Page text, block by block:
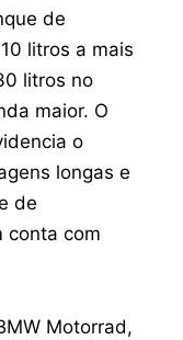
de
litros a mais
litros no
maior. O
o
longas e
de
conta com
Motorrad,